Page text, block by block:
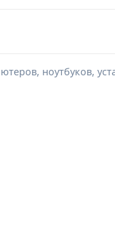
ноутбуков,